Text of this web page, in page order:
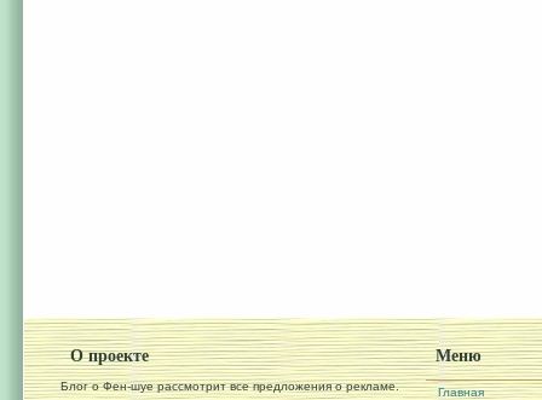
О проекте
Блог о Фен-шуе рассмотрит все предложения о рекламе.
Меню
Главная